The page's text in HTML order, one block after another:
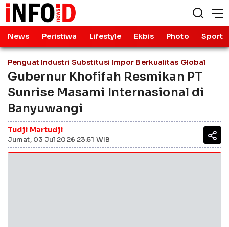
News Peristiwa Lifestyle Ekbis Photo Sport
Penguat Industri Substitusi Impor Berkualitas Global
Gubernur Khofifah Resmikan PT
Sunrise Masami Internasional di
Banyuwangi
Tudji Martudji
Jumat, 03 Jul 2026 23:51 WIB